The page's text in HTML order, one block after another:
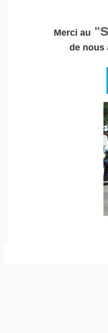
Merci au "
de nous